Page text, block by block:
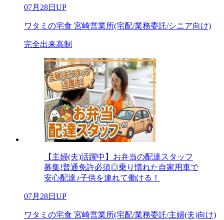
07月28日UP
ワタミの宅食 宮崎営業所(宅配/業務委託/シニア向け)
完全出来高制
【主婦(夫)活躍中】お弁当の配達スタッフ
募集!普通免許必須◎乗り慣れた自家用車で
安心配達♪子供を連れて働ける！
07月28日UP
ワタミの宅食 宮崎営業所(宅配/業務委託/主婦(夫)向け)